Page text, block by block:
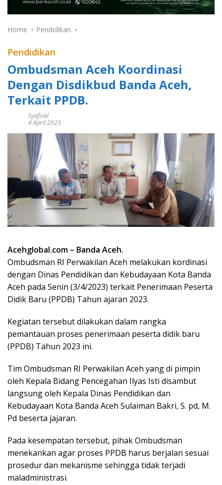
Home Pendidikan
Pendidikan
Ombudsman Aceh Koordinasi
Dengan Disdikbud Banda Aceh,
Terkait PPDB.
Syafrial
4 April 2023
Acehglobal.com – Banda Aceh.
Ombudsman RI Perwakilan Aceh melakukan kordinasi
dengan Dinas Pendidikan dan Kebudayaan Kota Banda
Aceh pada Senin (3/4/2023) terkait Penerimaan Peserta
Didik Baru (PPDB) Tahun ajaran 2023.
Kegiatan tersebut dilakukan dalam rangka
pemantauan proses penerimaan peserta didik baru
(PPDB) Tahun 2023 ini.
Tim Ombudsman RI Perwakilan Aceh yang di pimpin
oleh Kepala Bidang Pencegahan Ilyas Isti disambut
langsung oleh Kepala Dinas Pendidikan dan
Kebudayaan Kota Banda Aceh Sulaiman Bakri, S. pd, M.
Pd beserta jajaran.
Pada kesempatan tersebut, pihak Ombudsman
menekankan agar proses PPDB harus berjalan sesuai
prosedur dan mekanisme sehingga tidak terjadi
maladministrasi.